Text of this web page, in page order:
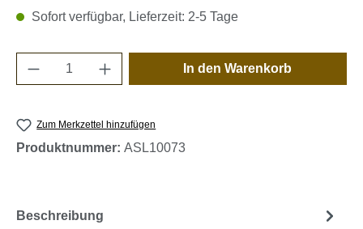
Sofort verfügbar, Lieferzeit: 2-5 Tage
Produkt Anzahl: Gib den gewünschten
In den Warenkorb
Zum Merkzettel hinzufügen
Produktnummer: ASL10073
Beschreibung